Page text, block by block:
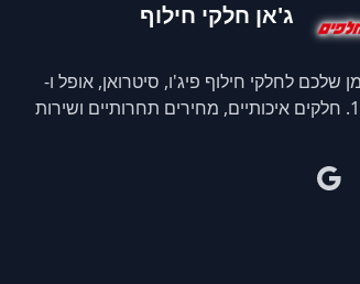
ג'אן חלקי חילוף
שלכם לחלקי חילוף פיג'ו, סיטרואן, אופל ו-
MG מאז 1979. חלקים איכותיים, מחירים תחרותיים ושירות